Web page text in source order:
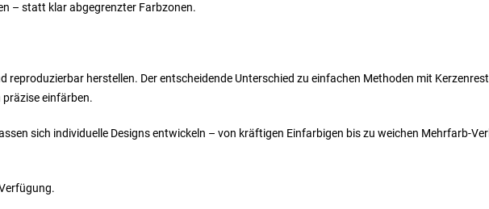
– statt klar abgegrenzter Farbzonen.
reproduzierbar herstellen. Der entscheidende Unterschied zu einfachen Methoden mit
einfärben.
sich individuelle Designs entwickeln – von kräftigen Einfarbigen bis zu weichen Mehrfarb-